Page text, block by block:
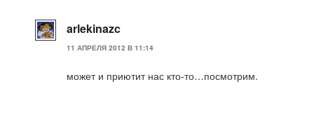
arlekinazc
11 АПРЕЛЯ 2012 В 11:14
может и приютит нас кто-то…посмотрим.